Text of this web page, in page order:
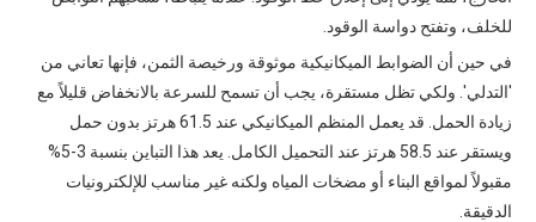
للخلف، وتفتح دواسة الوقود.
في حين أن الضوابط الميكانيكية موثوقة ورخيصة الثمن، فإنها تعاني من
'التدلي'. ولكي تظل مستقرة، يجب أن تسمح للسرعة بالانخفاض قليلاً مع
زيادة الحمل. قد يعمل المنظم الميكانيكي عند 61.5 هرتز بدون حمل
ويستقر عند 58.5 هرتز عند التحميل الكامل. يعد هذا التباين بنسبة 3-5%
مقبولاً لمواقع البناء أو مضخات المياه ولكنه غير مناسب للإلكترونيات
الدقيقة.